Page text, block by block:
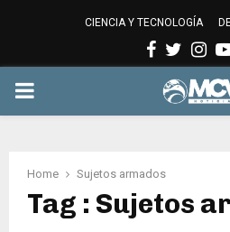
CIENCIA Y TECNOLOGÍA
PRIMARY
Home Sujetos armados
Tag : Sujetos